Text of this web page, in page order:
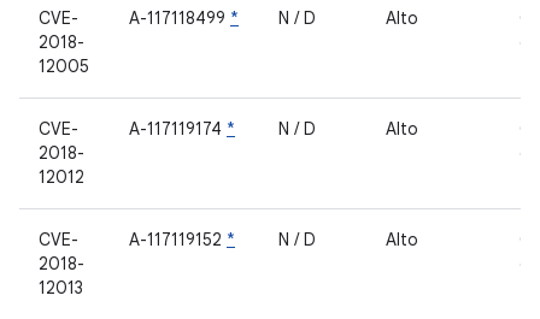
CVE-
2018-
12005
A-117118499 * N / D Alto
CVE-
2018-
12012
A-117119174 * N / D Alto
CVE-
2018-
12013
A-117119152 * N / D Alto